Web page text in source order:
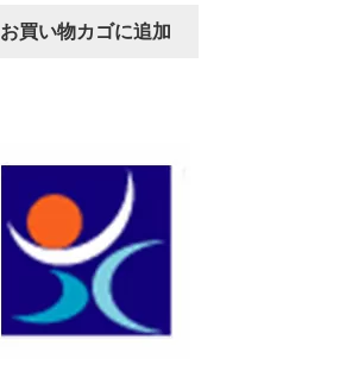
お買い物カゴに追加